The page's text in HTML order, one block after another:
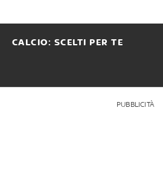
CALCIO: SCELTI PER TE
PUBBLICITÀ